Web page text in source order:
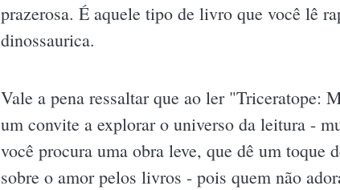
prazerosa. É aquele tipo de livro que você lê
dinossaurica.
Vale a pena ressaltar que ao ler "Triceratope:
um convite a explorar o universo da leitura -
você procura uma obra leve, que dê um toque
sobre o amor pelos livros - pois quem não